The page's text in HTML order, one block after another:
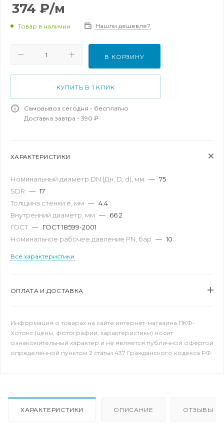
374 ₽/м
Товар в наличии Нашли дешевле?
В КОРЗИНУ
КУПИТЬ В 1 КЛИК
Самовывоз сегодня - бесплатно
Доставка завтра - 390 ₽
ХАРАКТЕРИСТИКИ
Номинальный диаметр DN (Дн, D, d), мм — 75
SDR — 17
Толщина стенки e, мм — 4.4
Внутренний диаметр, мм — 66.2
ГОСТ — ГОСТ 18599-2001
Номинальное рабочее давление PN, бар — 10
Все характеристики
ОПЛАТА И ДОСТАВКА
Информация о товарах на сайте интернет-магазина ПКФ-
Хотокс (цены, фотографии, характеристики) носит
ознакомительный характер и не является публичной офертой
определенной пунктом 2 статьи 437 Гражданского кодекса РФ.
ХАРАКТЕРИСТИКИ ОПИСАНИЕ ОТЗЫВЫ